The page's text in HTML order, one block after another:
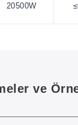
20500W
ve